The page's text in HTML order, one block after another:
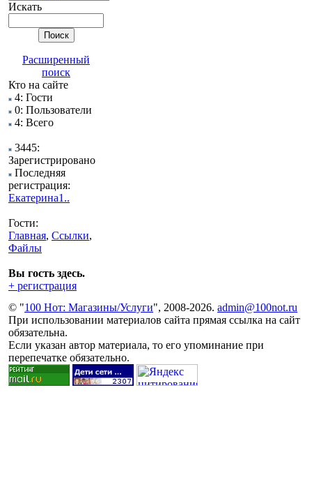
Искать
Расширенный
поиск
Кто на сайте
4: Гости
0: Пользователи
4: Всего
3445:
Зарегистрировано
Последняя
регистрация:
Екатерина1..
Гости:
Главная, Ссылки,
Файлы
Вы гость здесь.
+ регистрация
© "100 Нот: Магазины/Услуги", 2008-2026. admin@100not.ru
При использовании материалов сайта прямая ссылка на сайт
обязательна.
Если указан автор материала, то его упоминание при
перепечатке обязательно.